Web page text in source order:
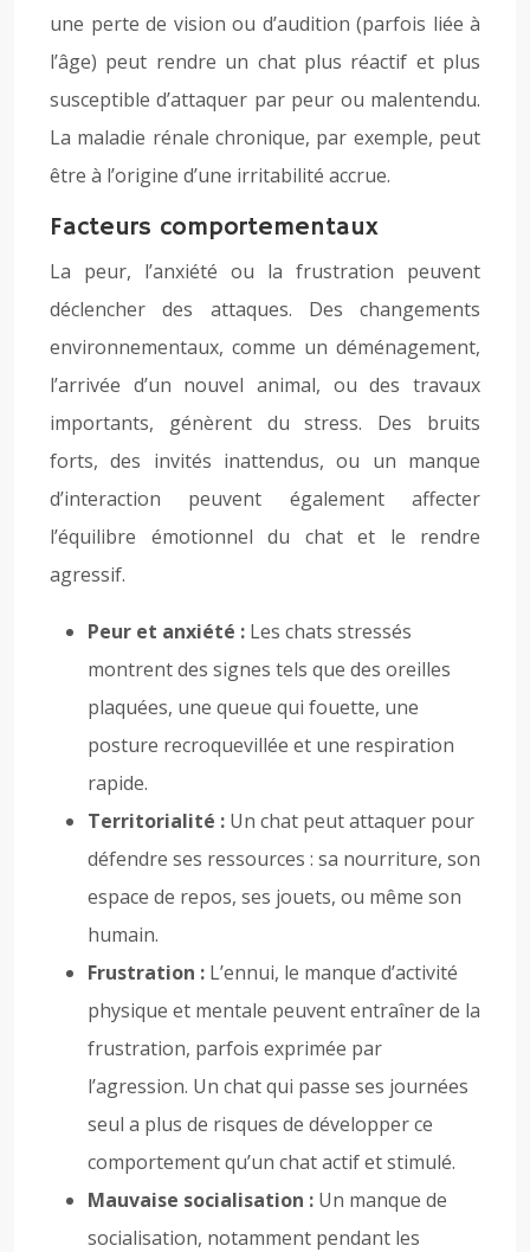
une perte de vision ou d’audition (parfois liée à
l’âge) peut rendre un chat plus réactif et plus
susceptible d’attaquer par peur ou malentendu.
La maladie rénale chronique, par exemple, peut
être à l’origine d’une irritabilité accrue.
Facteurs comportementaux
La peur, l’anxiété ou la frustration peuvent
déclencher des attaques. Des changements
environnementaux, comme un déménagement,
l’arrivée d’un nouvel animal, ou des travaux
importants, génèrent du stress. Des bruits
forts, des invités inattendus, ou un manque
d’interaction peuvent également affecter
l’équilibre émotionnel du chat et le rendre
agressif.
Peur et anxiété : Les chats stressés
montrent des signes tels que des oreilles
plaquées, une queue qui fouette, une
posture recroquevillée et une respiration
rapide.
Territorialité : Un chat peut attaquer pour
défendre ses ressources : sa nourriture, son
espace de repos, ses jouets, ou même son
humain.
Frustration : L’ennui, le manque d’activité
physique et mentale peuvent entraîner de la
frustration, parfois exprimée par
l’agression. Un chat qui passe ses journées
seul a plus de risques de développer ce
comportement qu’un chat actif et stimulé.
Mauvaise socialisation : Un manque de
socialisation, notamment pendant les